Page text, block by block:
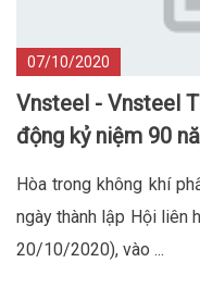
07/10/2020
Vnsteel - Vnsteel
động kỷ niệm 90
Hòa trong không khí
ngày thành lập Hội liên
20/10/2020), vào ...